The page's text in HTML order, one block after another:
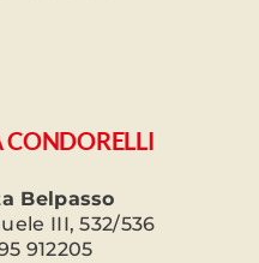
Belpasso
III, 532/536
912205